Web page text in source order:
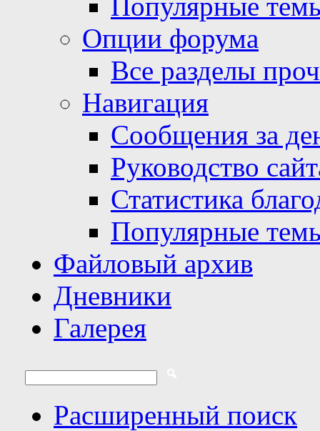
Опции форума
Все разделы
Навигация
Сообщения за
Руководство
Статистика
Популярные
Файловый архив
Дневники
Галерея
Расширенный поиск